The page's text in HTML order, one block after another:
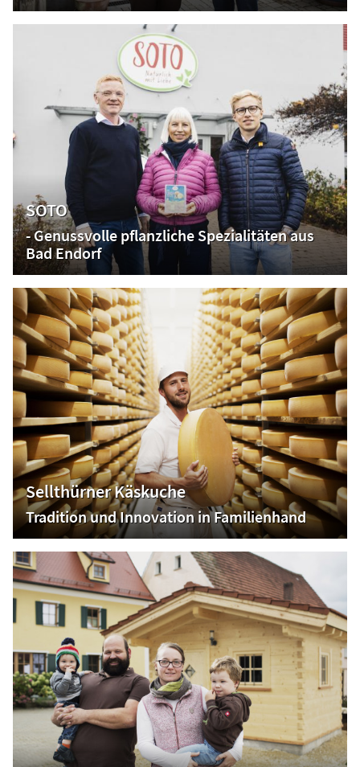
SOTO
- Genussvolle pflanzliche Spezialitäten aus
Bad Endorf
Sellthürner Käskuche
Tradition und Innovation in Familienhand